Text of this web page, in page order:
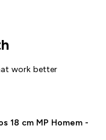
work better
18 cm MP Homem -